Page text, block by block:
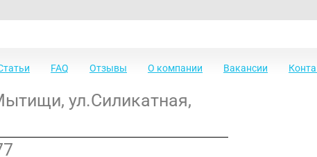
FAQ Отзывы О компании Вакансии
, ул.Силикатная,